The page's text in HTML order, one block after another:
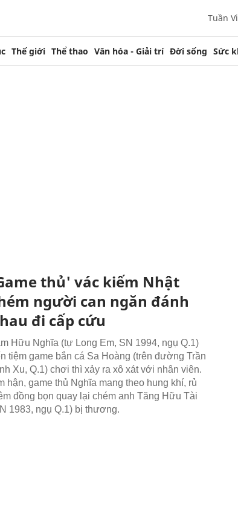
Tuần
Thế giới Thể thao Văn hóa - Giải trí Đời sống Sức
thủ' vác kiếm Nhật
người can ngăn đánh
đi cấp cứu
Hữu Nghĩa (tự Long Em, SN 1994, ngụ Q.1)
tiệm game bắn cá Sa Hoàng (trên đường Trần
Xu, Q.1) chơi thì xảy ra xô xát với nhân viên.
hận, game thủ Nghĩa mang theo hung khí, rủ
đồng bọn quay lại chém anh Tăng Hữu Tài
1983, ngụ Q.1) bị thương.